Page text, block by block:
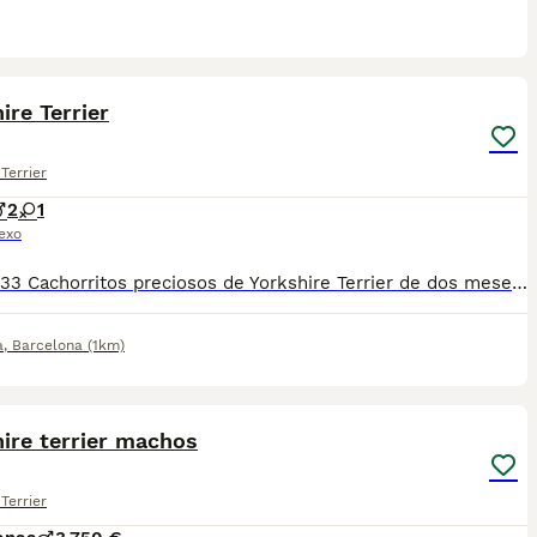
Terrier
2 1
610676133 Cachorritos preciosos de Yorkshire Terrier de dos meses de edad, con mucha calidad de pelo. Se entregan con la vacuna correspondiente a la edad, revisados por nuestro veterinario, desparasitados, con su cartilla veterinaria, microchip y garantía de salud virica y congenita por escrito, con todo tipo de consejos, muy bien cuidados muy sanos, criados en entorno familiar. Muy cariñosos, listos y juguetones. Ven a verlos sin compromiso cualquier día de la semana incluidos festivos. Disponemos de centro con numero zoológico T-2500116 Mi número de teléfono: 610676133.
, Barcelona (1km)
terrier machos